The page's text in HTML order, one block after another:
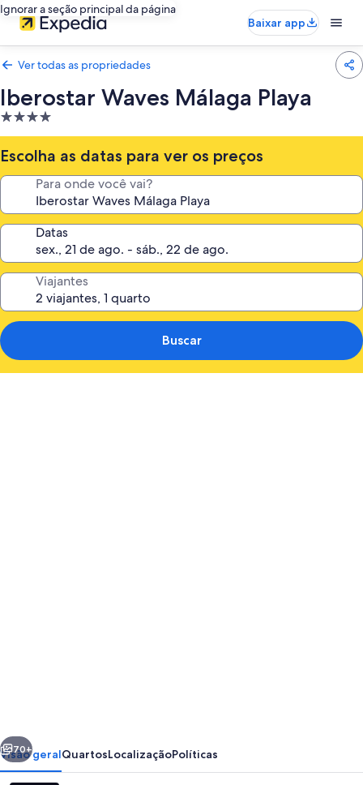
Ignorar a seção principal da página
Baixar app
Ver todas as propriedades
Iberostar Waves Málaga Playa
Propriedade
4.0
estrelas
Escolha as datas para ver os preços
Para onde você vai?
Datas
Viajantes
Buscar
Próximo
70+
Visão geralQuartosLocalizaçãoPolíticas